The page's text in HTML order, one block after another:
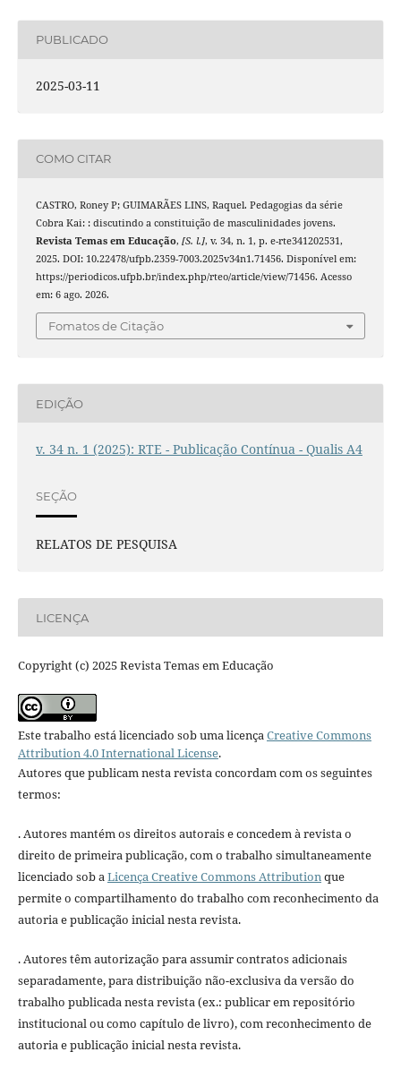
PUBLICADO
2025-03-11
COMO CITAR
CASTRO, Roney P; GUIMARÃES LINS, Raquel. Pedagogias da série
Cobra Kai: : discutindo a constituição de masculinidades jovens.
Revista Temas em Educação, [S. l.], v. 34, n. 1, p. e-rte341202531,
2025. DOI: 10.22478/ufpb.2359-7003.2025v34n1.71456. Disponível em:
https://periodicos.ufpb.br/index.php/rteo/article/view/71456. Acesso
em: 6 ago. 2026.
Fomatos de Citação
EDIÇÃO
v. 34 n. 1 (2025): RTE - Publicação Contínua - Qualis A4
SEÇÃO
RELATOS DE PESQUISA
LICENÇA
Copyright (c) 2025 Revista Temas em Educação
Este trabalho está licenciado sob uma licençaCreative Commons
Attribution 4.0 International License.
Autores que publicam nesta revista concordam com os seguintes
termos:
. Autores mantém os direitos autorais e concedem à revista o
direito de primeira publicação, com o trabalho simultaneamente
licenciado sob aLicença Creative Commons Attributionque
permite o compartilhamento do trabalho com reconhecimento da
autoria e publicação inicial nesta revista.
. Autores têm autorização para assumir contratos adicionais
separadamente, para distribuição não-exclusiva da versão do
trabalho publicada nesta revista (ex.: publicar em repositório
institucional ou como capítulo de livro), com reconhecimento de
autoria e publicação inicial nesta revista.